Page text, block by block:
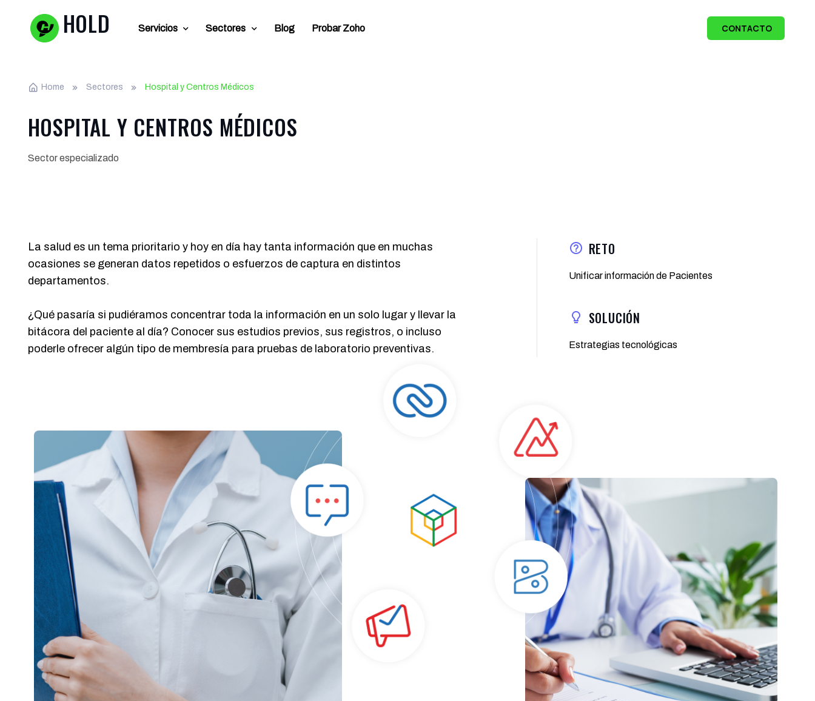
HOLD Servicios Sectores Blog Probar Zoho CONTACTO
Home Sectores Hospital y Centros Médicos
HOSPITAL Y CENTROS MÉDICOS
Sector especializado
La salud es un tema prioritario y hoy en día hay tanta información que en muchas
ocasiones se generan datos repetidos o esfuerzos de captura en distintos
departamentos.
¿Qué pasaría si pudiéramos concentrar toda la información en un solo lugar y llevar la
bitácora del paciente al día? Conocer sus estudios previos, sus registros, o incluso
poderle ofrecer algún tipo de membresía para pruebas de laboratorio preventivas.
RETO
Unificar información de Pacientes
SOLUCIÓN
Estrategias tecnológicas